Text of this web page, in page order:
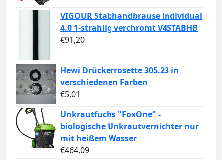
VIGOUR Stabhandbrause individual
4.0 1-strahlig verchromt V4STABHB
€91,20
Hewi Drückerrosette 305.23 in
verschiedenen Farben
€5,01
Unkrautfuchs "FoxOne" -
biologische Unkrautvernichter nur
mit heißem Wasser
€464,09